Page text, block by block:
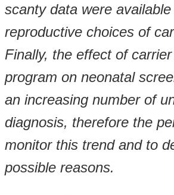
scanty data were
reproductive choices of
Finally, the effect of
program on neonatal
an increasing number of
diagnosis, therefore the
monitor this trend and to
possible reasons.